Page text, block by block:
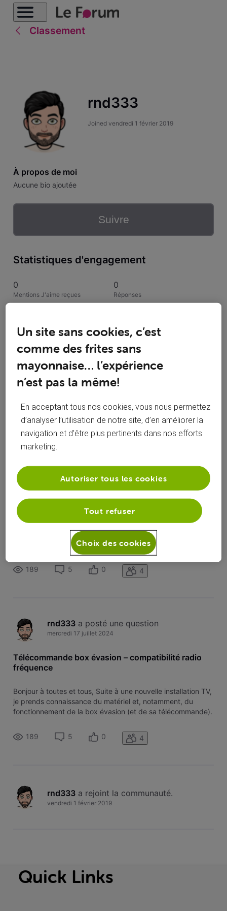
Classement
rnd333
Joined vendredi 1 février 2019
À propos de moi
Aucune bio ajoutée
Suivre
Statistiques d'engagement
0
Mentions J'aime reçues
0
Réponses
Conversations suivies Publications
Solutions acceptées
Toutesles activités
Selected
Toutesles
activités
rnd333 a suivi la publication de rnd333
Télécommande box évasion – compatibilité
radio fréquence
Bonjour à toutes et tous, Suite à une nouvelle installation TV,
je prends connaissance du matériel et, notamment, du
fonctionnement de la box évasion (et de sa télécommande).
Ma box évasion étant dans un meuble, je souhaiterais
pouvoir contrôler celle-ci via le mode radio fréquence mais il
semblerai
189 5 0 4
rnd333 a posté une question
mercredi 17 juillet 2024
Télécommande box évasion – compatibilité radio
fréquence
Bonjour à toutes et tous, Suite à une nouvelle installation TV,
je prends connaissance du matériel et, notamment, du
fonctionnement de la box évasion (et de sa télécommande).
pouvoir contrôler celle-ci via le mode radio fréquence mais il
semblerai
189 5 0 4
rnd333 a rejoint la communauté.
vendredi 1 février 2019
Quick Links
Un site sans cookies, c’est
comme des frites sans
mayonnaise… l’expérience
n’est pas la même!
En acceptant tous nos cookies, vous nous permettez
d’analyser l’utilisation de notre site, d’en améliorer la
navigation et d’être plus pertinents dans nos efforts
marketing.
Tout refuser
Autoriser tous les cookies
Choix des cookies